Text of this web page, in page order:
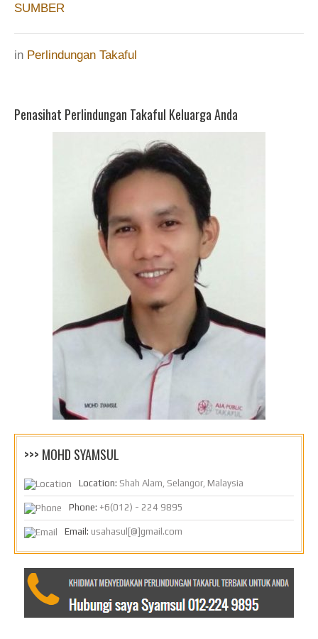
SUMBER
in Perlindungan Takaful
Penasihat Perlindungan Takaful Keluarga Anda
>>> MOHD SYAMSUL
Location: Shah Alam, Selangor, Malaysia
Phone: +6(012) - 224 9895
Email: usahasul[@]gmail.com